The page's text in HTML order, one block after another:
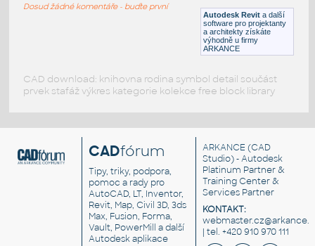
Autodesk Revit a další
software pro projektanty
a architekty získáte
výhodně u firmy
ARKANCE
Dosud žádné komentáře - buďte první
CAD download: knihovna rodina symbol detail součást
prvek stafáž výkres kategorie kolekce free block library
CADfórum
Tipy, triky, podpora,
pomoc a rady pro
AutoCAD, LT, Inventor,
Revit, Map, Civil 3D, 3ds
Max, Fusion, Forma,
Vault, PowerMill a další
Autodesk aplikace
ARKANCE (CAD
Studio) - Autodesk
Platinum Partner &
Training Center &
Services Partner
KONTAKT:
| tel. +420 910 970 111